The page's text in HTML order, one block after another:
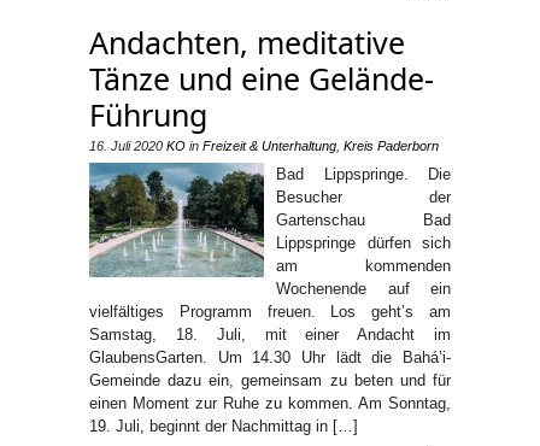
Andachten, meditative
Tänze und eine Gelände-
Führung
16. Juli 2020 KO in Freizeit & Unterhaltung Kreis Paderborn
Bad Lippspringe. Die
Besucher der
Gartenschau Bad
Lippspringe dürfen sich
am kommenden
Wochenende auf ein
vielfältiges Programm freuen. Los geht’s am
Samstag, 18. Juli, mit einer Andacht im
GlaubensGarten. Um 14.30 Uhr lädt die Bahá’i-
Gemeinde dazu ein, gemeinsam zu beten und für
einen Moment zur Ruhe zu kommen. Am Sonntag,
19. Juli, beginnt der Nachmittag in […]